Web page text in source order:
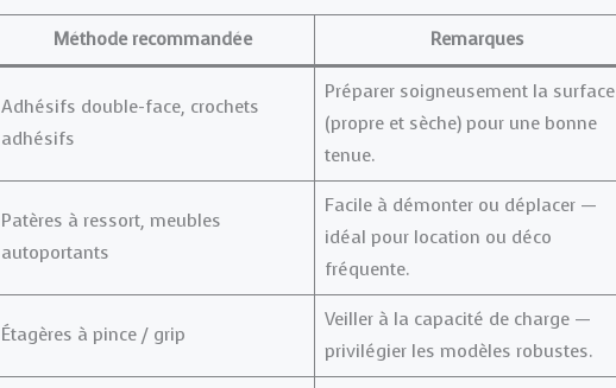
Méthode recommandée Remarques
Adhésifs double-face, crochets
adhésifs
Préparer soigneusement la surface
(propre et sèche) pour une bonne
tenue.
Patères à ressort, meubles
autoportants
Facile à démonter ou déplacer —
idéal pour location ou déco
fréquente.
Étagères à pince / grip
Veiller à la capacité de charge —
privilégier les modèles robustes.